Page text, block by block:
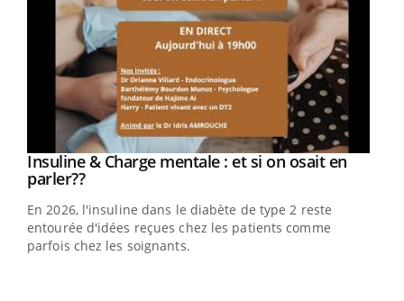
Youtube
Insuline & Charge mentale : et si on osait en
parler??Youtube
En 2026, l'insuline dans le diabète de type 2 reste
entourée d'idées reçues chez les patients comme
parfois chez les soignants.